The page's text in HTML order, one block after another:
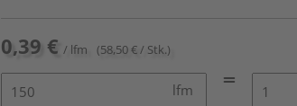
0,39 € / lfm (58,50 € / Stk.)
lfm